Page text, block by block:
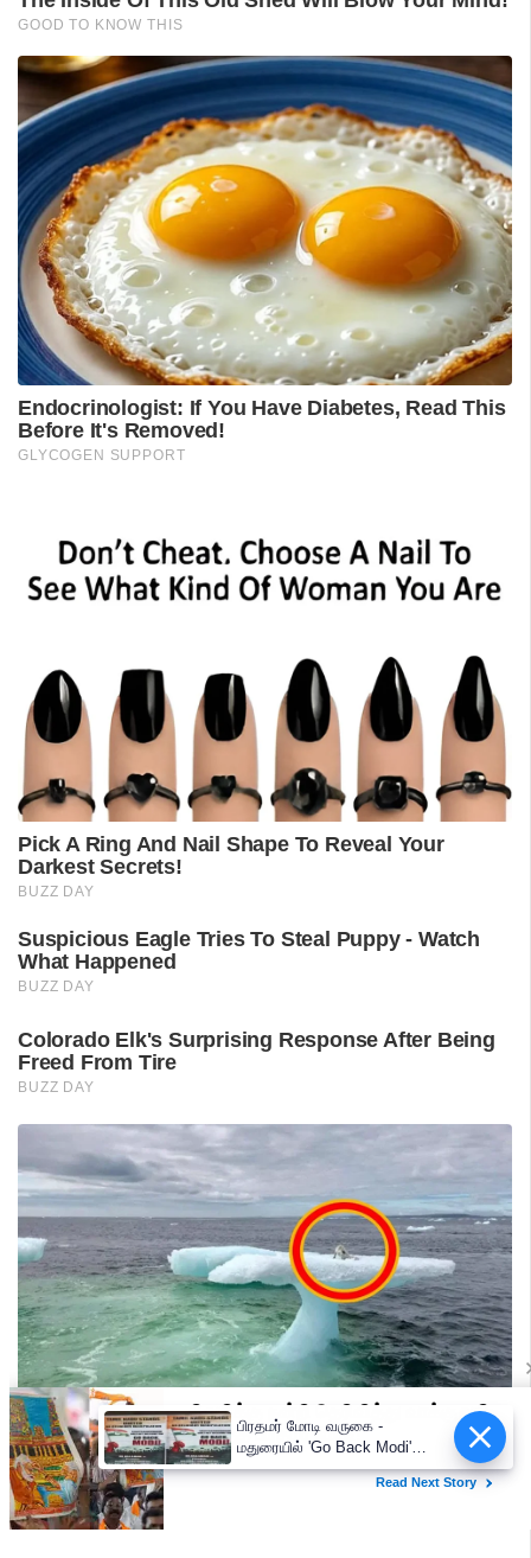
பிரதமர் மோடி வருகை -
மதுரையில் 'Go Back Modi'
போஸ்டர்களால் பரபரப்பு!